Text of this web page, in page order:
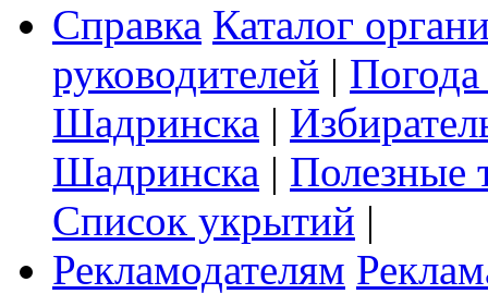
Справка Каталог
руководителей |
Шадринска |
Шадринска | Полезные
Список укрытий |
Рекламодателям